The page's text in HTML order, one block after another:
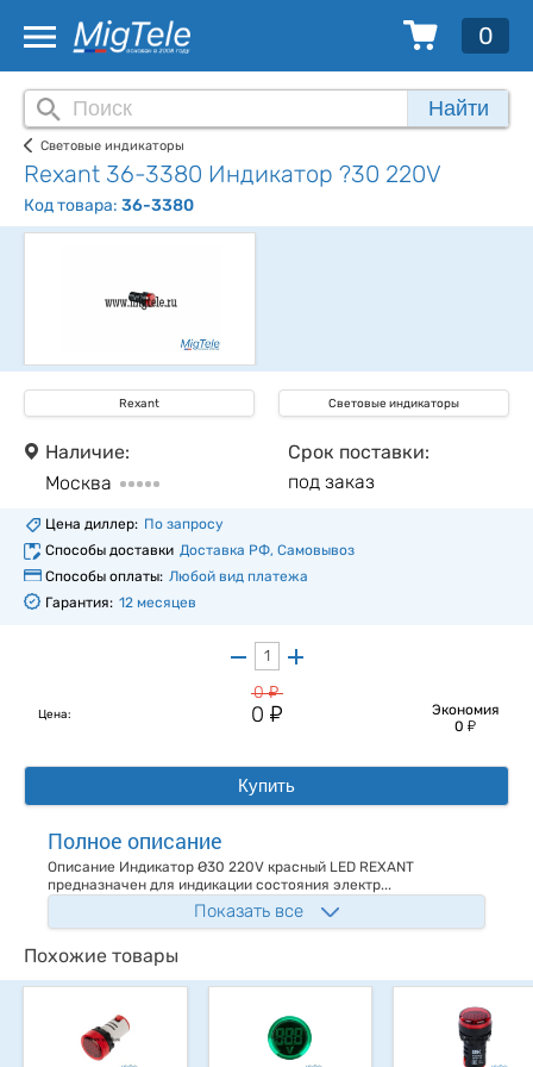
0
Найти
Световые индикаторы
Rexant 36-3380 Индикатор ?30 220V
Код товара: 36-3380
Rexant Световые индикаторы
Наличие:
Москва
Срок поставки:
под заказ
Цена диллер: По запросу
Способы доставки Доставка РФ, Самовывоз
Способы оплаты: Любой вид платежа
Гарантия: 12 месяцев
Цена:
0у
0 у
Экономия
0у
Купить
Полное описание
Описание Индикатор Ø30 220V красный LED REXANT
предназначен для индикации состояния электр...
Показать все
Похожие товары